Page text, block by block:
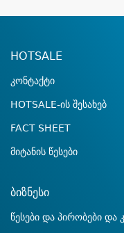
HOTSALE
კონტაქტი
HOTSALE-ის შესახებ
FACT SHEET
მიტანის წესები
ბიზნესი
წესები და პირობები